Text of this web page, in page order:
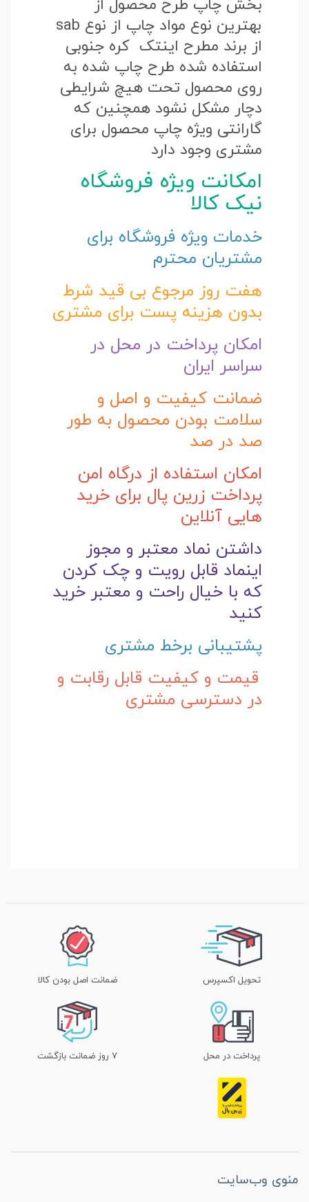
بخش چاپ طرح محصول از
بهترین نوع مواد چاپ از نوع sab
از برند مطرح اینتک کره جنوبی
استفاده شده طرح چاپ شده به
روی محصول تحت هیچ شرایطی
دچار مشکل نشود همچنین که
گارانتی ویژه چاپ محصول برای
مشتری وجود دارد
امکانت ویژه فروشگاه
نیک کالا
خدمات ویژه فروشگاه برای
مشتریان محترم
هفت روز مرجوع بی قید شرط
بدون هزینه پست برای مشتری
امکان پرداخت در محل در
سراسر ایران
ضمانت کیفیت و اصل و
سلامت بودن محصول به طور
صد در صد
امکان استفاده از درگاه امن
پرداخت زرین پال برای خرید
هایی آنلاین
داشتن نماد معتبر و مجوز
اینماد قابل رویت و چک کردن
که با خیال راحت و معتبر خرید
کنید
پشتیبانی برخط مشتری
قیمت و کیفیت قابل رقابت و
در دسترسی مشتری
تحویل اکسپرس ضمانت اصل بودن کالا
پرداخت در محل ۷ روز ضمانت بازگشت
منوی وب‌سایت